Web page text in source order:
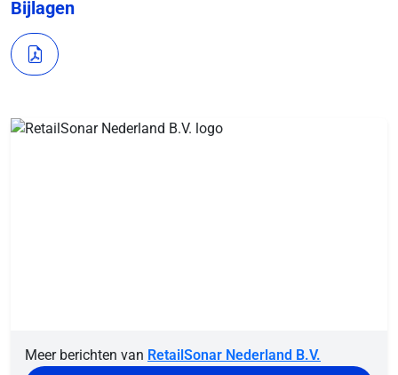
Bijlagen
Meer berichten van RetailSonar Nederland B.V.